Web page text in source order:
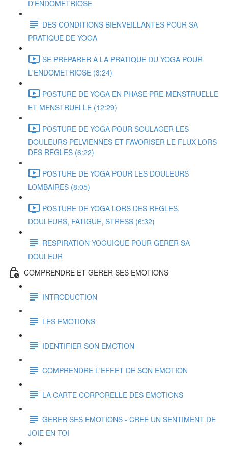
D'ENDOMETRIOSE
DES CONDITIONS BIENVEILLANTES POUR SA
PRATIQUE DE YOGA
SE PREPARER A LA PRATIQUE DU YOGA POUR
L'ENDOMETRIOSE (3:24)
POSTURE DE YOGA EN PHASE PRE-MENSTRUELLE
ET MENSTRUELLE (12:29)
POSTURE DE YOGA POUR SOULAGER LES
DOULEURS PELVIENNES ET FAVORISER LE FLUX LORS
DES REGLES (6:22)
POSTURE DE YOGA POUR LES DOULEURS
LOMBAIRES (8:05)
POSTURE DE YOGA LORS DES REGLES,
DOULEURS, FATIGUE, STRESS (6:32)
RESPIRATION YOGUIQUE POUR GERER SA
DOULEUR
COMPRENDRE ET GERER SES EMOTIONS
INTRODUCTION
LES EMOTIONS
IDENTIFIER SON EMOTION
COMPRENDRE L'EFFET DE SON EMOTION
LA CARTE CORPORELLE DES EMOTIONS
GERER SES EMOTIONS - CREE UN SENTIMENT DE
JOIE EN TOI